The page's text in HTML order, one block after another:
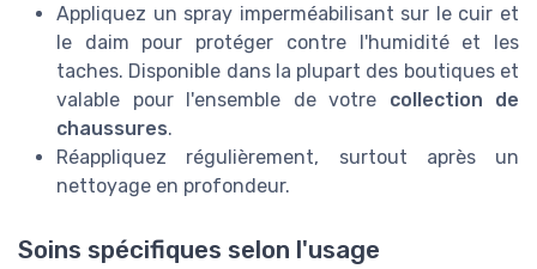
Appliquez un spray imperméabilisant sur le cuir et
le daim pour protéger contre l'humidité et les
taches. Disponible dans la plupart des boutiques et
valable pour l'ensemble de votre collection de
chaussures.
Réappliquez régulièrement, surtout après un
nettoyage en profondeur.
Soins spécifiques selon l'usage